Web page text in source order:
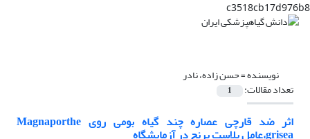
c3518cb17d976b8
نویسنده =حسن زاده، نادر
تعداد مقالات: 1
اثر ضد قارچی عصاره چند گیاه بومی روی Magnaporthe